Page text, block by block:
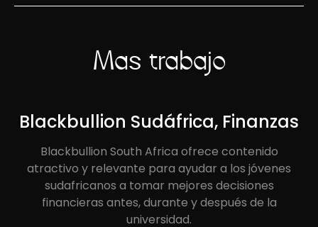
Más trabajo
Blackbullion Sudáfrica, Finanzas
Blackbullion South Africa ofrece contenido
atractivo y relevante para ayudar a los jóvenes
sudafricanos a tomar mejores decisiones
financieras antes, durante y después de la
universidad.